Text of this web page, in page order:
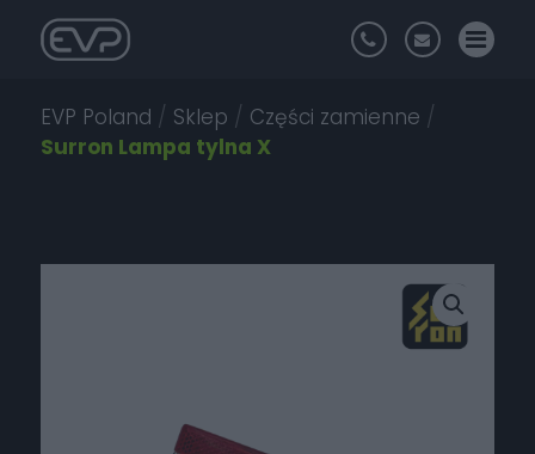
EVP Poland / Sklep / Części zamienne /
Surron Lampa tylna X